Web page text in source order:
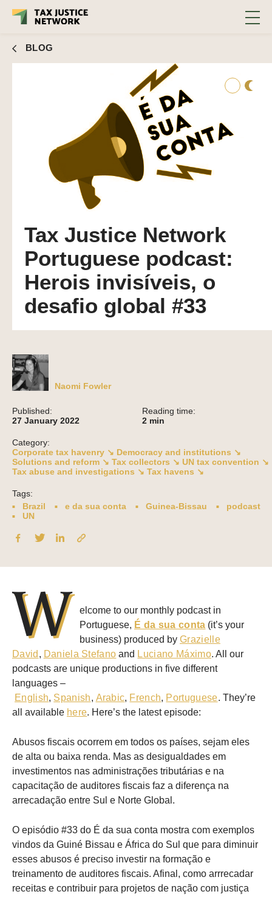
BLOG
Tax Justice Network
Portuguese podcast:
Herois invisíveis, o
desafio global #33
Naomi Fowler
Published:
27 January 2022
Reading time:
2 min
Category:
Corporate tax havenry ↘ Democracy and institutions ↘
Solutions and reform ↘ Tax collectors ↘ UN tax convention ↘
Tax abuse and investigations ↘ Tax havens ↘
Tags:
Brazil
e da sua conta Guinea-Bissau
podcast
UN
W
elcome to our monthly podcast in
Portuguese, É da sua conta (it’s your
business) produced by Grazielle
David , Daniela Stefano and Luciano Máximo. All our
podcasts are unique productions in five different
languages –
English, Spanish, Arabic, French, Portuguese. They’re
all available here. Here’s the latest episode:
Abusos fiscais ocorrem em todos os países, sejam eles
de alta ou baixa renda. Mas as desigualdades em
investimentos nas administrações tributárias e na
capacitação de auditores fiscais faz a diferença na
arrecadação entre Sul e Norte Global.
O episódio #33 do É da sua conta mostra com exemplos
vindos da Guiné Bissau e África do Sul que para diminuir
esses abusos é preciso investir na formação e
treinamento de auditores fiscais. Afinal, como arrrecadar
receitas e contribuir para projetos de nação com justiça